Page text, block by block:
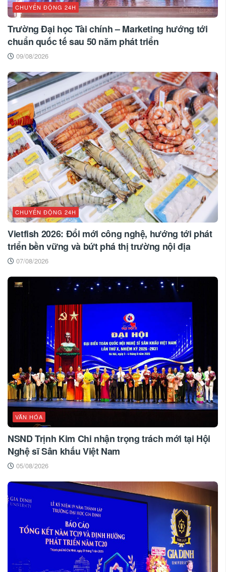
CHUYỂN ĐỘNG 24H
Trường Đại học Tài chính – Marketing hướng tới
chuẩn quốc tế sau 50 năm phát triển
09/08/2026
CHUYỂN ĐỘNG 24H
Vietfish 2026: Đổi mới công nghệ, hướng tới phát
triển bền vững và bứt phá thị trường nội địa
07/08/2026
VĂN HÓA
NSND Trịnh Kim Chi nhận trọng trách mới tại Hội
Nghệ sĩ Sân khấu Việt Nam
05/08/2026